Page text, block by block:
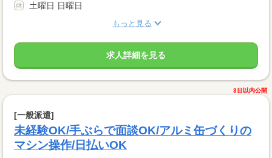
土曜日 日曜日
もっと見る
求人詳細を見る
3日以内公開
[一般派遣]
未経験OK/手ぶらで面談OK/アルミ缶づくりの
マシン操作/日払いOK